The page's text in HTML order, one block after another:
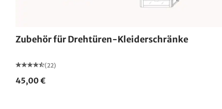
Zubehör für Drehtüren-Kleiderschränke
(22)
45,00 €